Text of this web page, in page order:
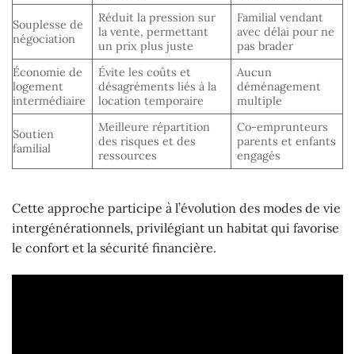
Souplesse de
négociation
Réduit la pression sur
la vente, permettant
un prix plus juste
Familial vendant
avec délai pour ne
pas brader
Économie de
logement
intermédiaire
Évite les coûts et
désagréments liés à la
location temporaire
Aucun
déménagement
multiple
Soutien
familial
Meilleure répartition
des risques et des
ressources
Co-emprunteurs
parents et enfants
engagés
Cette approche participe à l’évolution des modes de vie
intergénérationnels, privilégiant un habitat qui favorise
le confort et la sécurité financière.